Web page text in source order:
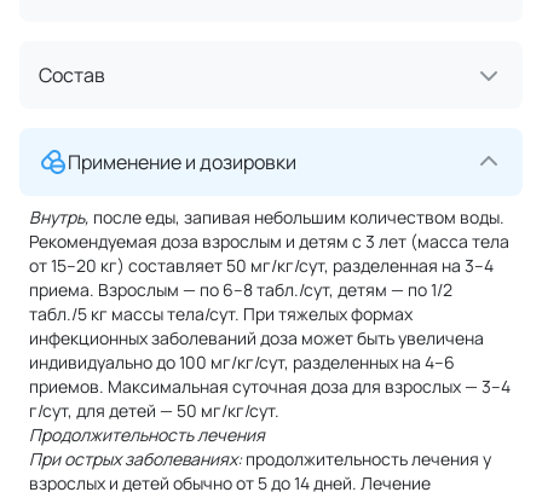
Состав
Применение и дозировки
Внутрь, после еды, запивая небольшим количеством воды.
Рекомендуемая доза взрослым и детям с 3 лет (масса тела
от 15–20 кг) составляет 50 мг/кг/сут, разделенная на 3–4
приема. Взрослым — по 6–8 табл./сут, детям — по 1/2
табл./5 кг массы тела/сут. При тяжелых формах
инфекционных заболеваний доза может быть увеличена
индивидуально до 100 мг/кг/сут, разделенных на 4–6
приемов. Максимальная суточная доза для взрослых — 3–4
г/сут, для детей — 50 мг/кг/сут.
Продолжительность лечения
При острых заболеваниях:продолжительность лечения у
взрослых и детей обычно от 5 до 14 дней. Лечение